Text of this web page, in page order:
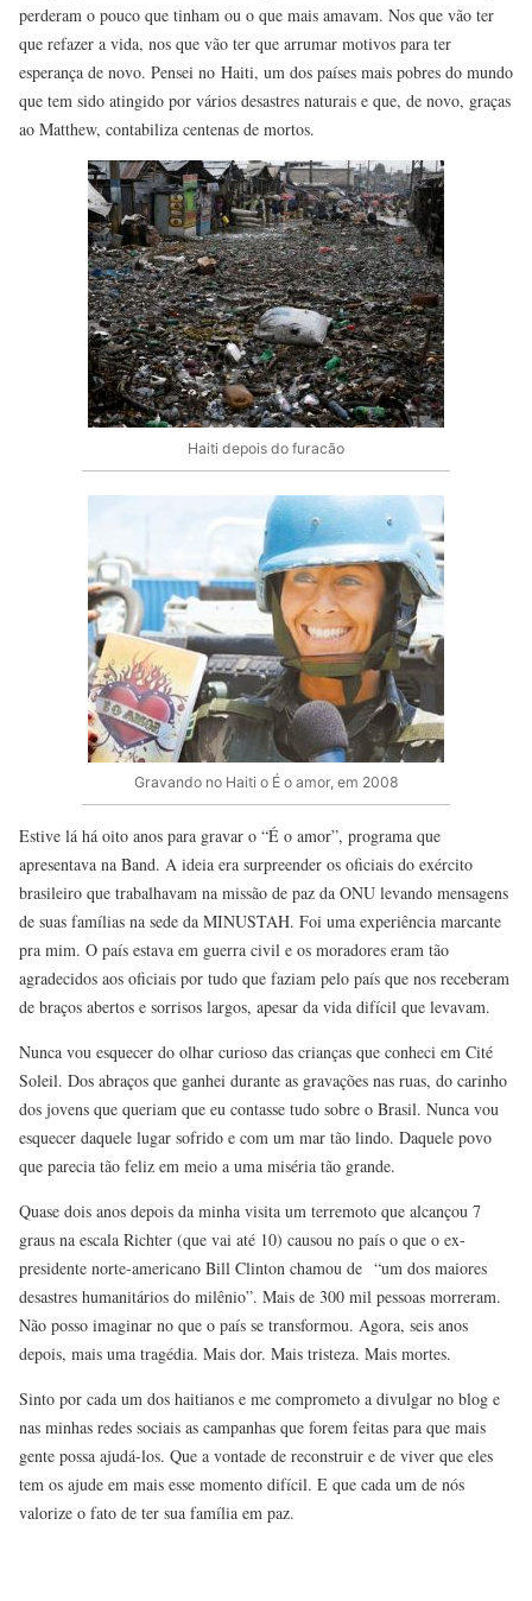
perderam o pouco que tinham ou o que mais amavam. Nos que vão ter
que refazer a vida, nos que vão ter que arrumar motivos para ter
esperança de novo. Pensei no Haiti, um dos países mais pobres do mundo
que tem sido atingido por vários desastres naturais e que, de novo, graças
ao Matthew, contabiliza centenas de mortos.
Haiti depois do furacão
Gravando no Haiti o É o amor, em 2008
Estive lá há oito anos para gravar o “É o amor”, programa que
apresentava na Band. A ideia era surpreender os oficiais do exército
brasileiro que trabalhavam na missão de paz da ONU levando mensagens
de suas famílias na sede da MINUSTAH. Foi uma experiência marcante
pra mim. O país estava em guerra civil e os moradores eram tão
agradecidos aos oficiais por tudo que faziam pelo país que nos receberam
de braços abertos e sorrisos largos, apesar da vida difícil que levavam.
Nunca vou esquecer do olhar curioso das crianças que conheci em Cité
Soleil. Dos abraços que ganhei durante as gravações nas ruas, do carinho
dos jovens que queriam que eu contasse tudo sobre o Brasil. Nunca vou
esquecer daquele lugar sofrido e com um mar tão lindo. Daquele povo
que parecia tão feliz em meio a uma miséria tão grande.
Quase dois anos depois da minha visita um terremoto que alcançou 7
graus na escala Richter (que vai até 10) causou no país o que o ex-
presidente norte-americano Bill Clinton chamou de “um dos maiores
desastres humanitários do milênio”. Mais de 300 mil pessoas morreram.
Não posso imaginar no que o país se transformou. Agora, seis anos
depois, mais uma tragédia. Mais dor. Mais tristeza. Mais mortes.
Sinto por cada um dos haitianos e me comprometo a divulgar no blog e
nas minhas redes sociais as campanhas que forem feitas para que mais
gente possa ajudá-los. Que a vontade de reconstruir e de viver que eles
tem os ajude em mais esse momento difícil. E que cada um de nós
valorize o fato de ter sua família em paz.